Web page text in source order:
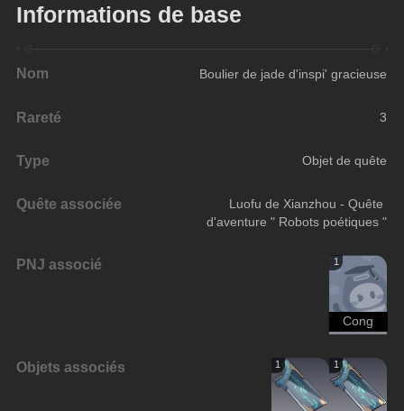
Informations de base
Nom Boulier de jade d'inspi' gracieuse
Rareté 3
Type Objet de quête
Quête associée
Luofu de Xianzhou - Quête
d'aventure " Robots poétiques "
PNJ associé 1
Cong
Objets associés 1 1